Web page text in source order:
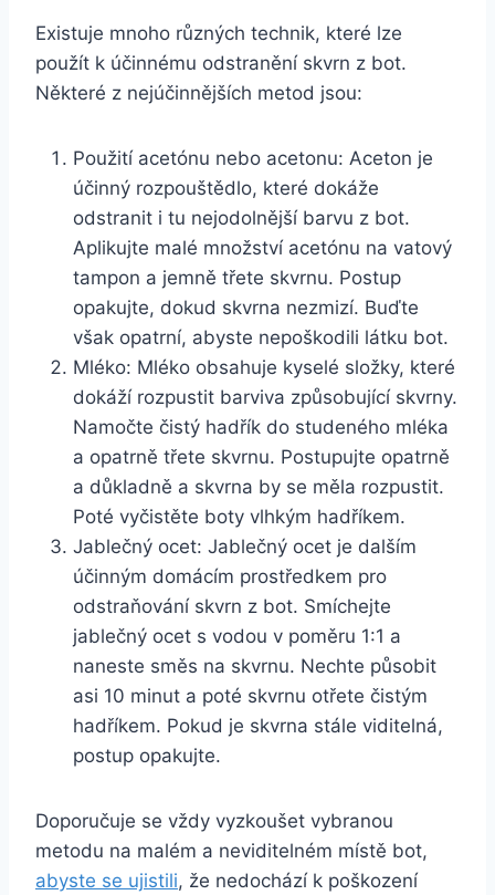
Existuje mnoho různých technik,‍ které​ lze
použít k účinnému odstranění ‌skvrn z bot.
Některé z nejúčinnějších metod jsou:
Použití acetónu nebo acetonu: Aceton je
účinný rozpouštědlo, které dokáže
odstranit i tu⁢ nejodolnější‍ barvu z ​bot.
Aplikujte ⁢malé množství acetónu na vatový
tampon a ⁢jemně třete skvrnu. Postup
opakujte, dokud skvrna nezmizí.⁢ Buďte
⁤však opatrní,‍ abyste nepoškodili látku ⁤bot.
Mléko: Mléko obsahuje kyselé ⁣složky, které
⁣dokáží ⁢rozpustit barviva způsobující skvrny.
Namočte čistý​ hadřík do studeného⁣ mléka
a⁤ opatrně⁤ třete skvrnu.‌ Postupujte opatrně
a důkladně a skvrna by se měla rozpustit.
Poté vyčistěte ‍boty vlhkým hadříkem.
Jablečný ocet: ⁤Jablečný ocet je dalším
účinným ⁢domácím prostředkem ​pro
odstraňování skvrn ‌z ⁣bot. Smíchejte
jablečný ocet s vodou ⁣v ⁢poměru 1:1 a
naneste směs na ⁢skvrnu. Nechte⁢ působit
‍asi⁣ 10 minut​ a⁤ poté skvrnu otřete čistým⁢
hadříkem. Pokud je skvrna stále viditelná,
⁢postup opakujte.
Doporučuje se vždy vyzkoušet vybranou
metodu na malém a neviditelném místě bot,
abyste se⁢ ujistili, že nedochází k poškození